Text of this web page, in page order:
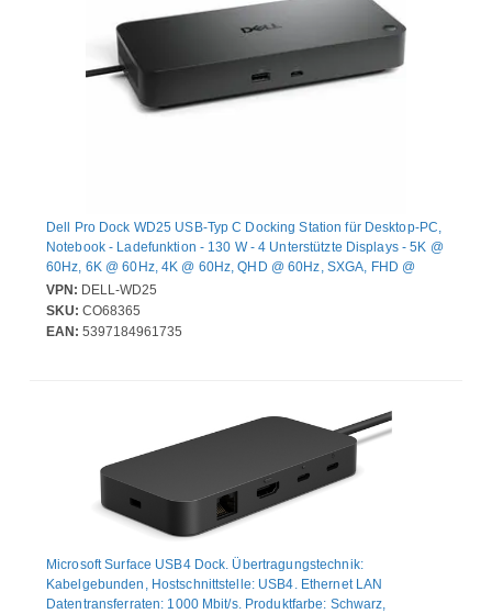
Dell Pro Dock WD25 USB-Typ C Docking Station für Desktop-PC,
Notebook - Ladefunktion - 130 W - 4 Unterstützte Displays - 5K @
60Hz, 6K @ 60Hz, 4K @ 60Hz, QHD @ 60Hz, SXGA, FHD @
60Hz, WQHD @ 60Hz - 3440 x 1440, 5120 x 2160, 6144 x 3456,
3840 x 2160, 2560 x 1440, 1920 x 1080, 1280 x 1024 - 6 x USB-
Anschlüsse - 4 x USB Typ-A-Anschlüsse - USB Typ-A - 2 x USB
VPN: DELL-WD25
SKU: CO68365
EAN: 5397184961735
Microsoft Surface USB4 Dock. Übertragungstechnik:
Kabelgebunden, Hostschnittstelle: USB4. Ethernet LAN
Datentransferraten: 1000 Mbit/s. Produktfarbe: Schwarz,